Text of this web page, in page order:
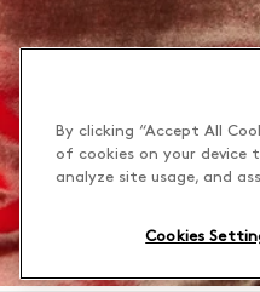
By clicking “Accept All
of cookies on your device
analyze site usage, and
Cookies